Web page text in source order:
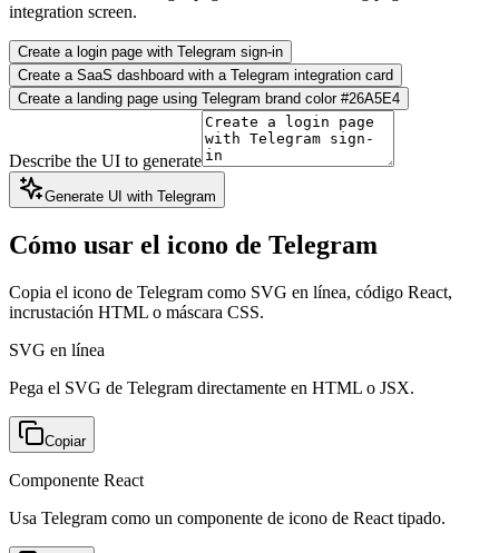
integration screen.
Create a login page with Telegram sign-in
Create a SaaS dashboard with a Telegram integration card
Create a landing page using Telegram brand color #26A5E4
Describe the UI to generate
Generate UI with Telegram
Cómo usar el icono de Telegram
Copia el icono de Telegram como SVG en línea, código React,
incrustación HTML o máscara CSS.
SVG en línea
Pega el SVG de Telegram directamente en HTML o JSX.
Copiar
Componente React
Usa Telegram como un componente de icono de React tipado.